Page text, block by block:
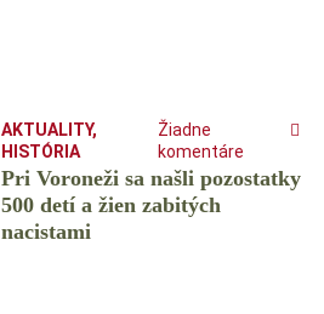
AKTUALITY,
HISTÓRIA
Žiadne
komentáre
Pri Voroneži sa našli pozostatky
500 detí a žien zabitých
nacistami